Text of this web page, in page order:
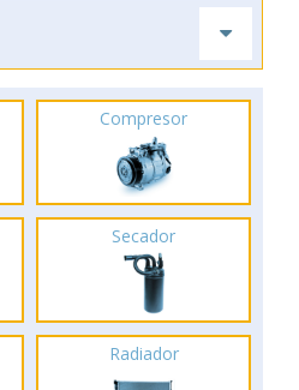
Compresor
Secador
Radiador